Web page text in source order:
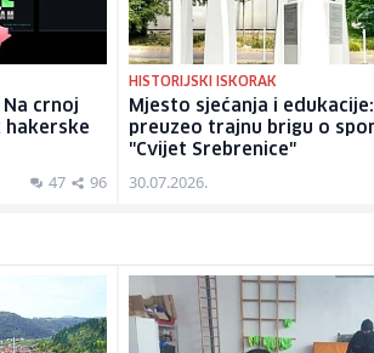
crnoj
hakerske
47 96
HISTORIJSKI ISKORAK
Mjesto sjećanja i
preuzeo trajnu brigu o
"Cvijet Srebrenice"
30.07.2026.